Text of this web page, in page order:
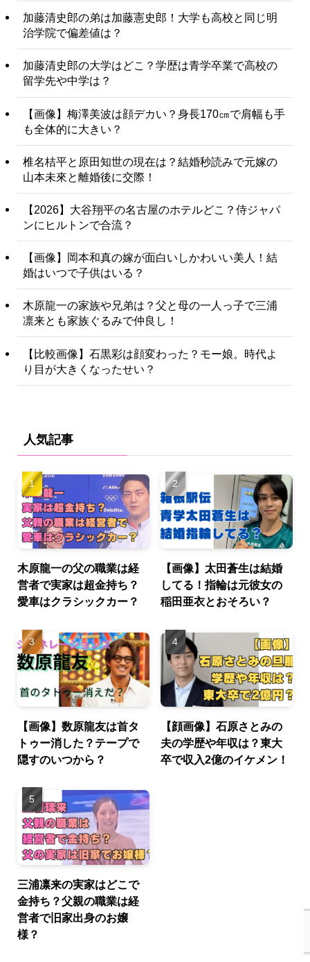
加藤清史郎の弟は加藤憲史郎！大学も高校と同じ明
治学院で偏差値は？
加藤清史郎の大学はどこ？学歴は青学卒業で高校の
留学先や中学は？
【画像】梅澤美波は顔デカい？身長170㎝で肩幅も手
も全体的に大きい？
椎名桔平と原田知世の現在は？結婚秒読みで元嫁の
山本未來と離婚後に交際！
【2026】大谷翔平の名古屋のホテルどこ？侍ジャパ
ンにヒルトンで合流？
【画像】岡本和真の嫁が面白いしかわいい美人！結
婚はいつで子供はいる？
木原龍一の家族や兄弟は？父と母の一人っ子で三浦
凛来とも家族ぐるみで仲良し！
【比較画像】石黒彩は顔変わった？モー娘。時代よ
り目が大きくなったせい？
人気記事
木原龍一の父の職業は経
営者で実家は超金持ち？
愛車はクラシックカー？
【画像】太田蒼生は結婚
してる！指輪は元彼女の
稲田亜衣とおそろい？
【画像】数原龍友は首タ
トゥー消した？テープで
隠すのいつから？
【顔画像】石原さとみの
夫の学歴や年収は？東大
卒で収入2億のイケメン！
三浦凛来の実家はどこで
金持ち？父親の職業は経
営者で旧家出身のお嬢
様？